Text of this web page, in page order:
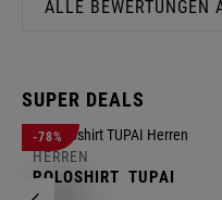
ALLE BEWERTUNGEN
SUPER DEALS
-78%
HERREN
POLOSHIRT TUPAI